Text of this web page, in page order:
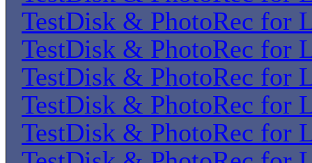
TestDisk & PhotoRec for
TestDisk & PhotoRec for
TestDisk & PhotoRec for
TestDisk & PhotoRec for
TestDisk & PhotoRec for